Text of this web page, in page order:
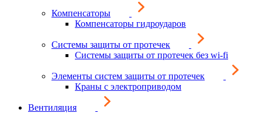
Компенсаторы
Компенсаторы гидроударов
Системы защиты от протечек
Системы защиты от протечек без wi-fi
Элементы систем защиты от протечек
Краны с электроприводом
Вентиляция